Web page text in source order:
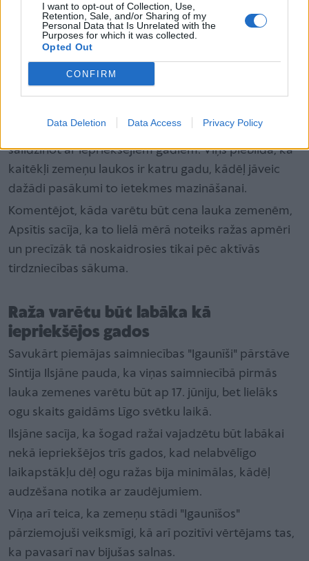
I want to opt-out of Collection, Use,
Retention, Sale, and/or Sharing of my
Personal Data that Is Unrelated with the
Purposes for which it was collected.
Opted Out
CONFIRM
Data Deletion Data Access Privacy Policy
laika apstākļi būs turpmāk. Savukārt zemeņu stādu
pārziemošana, pēc Apsīša teiktā, "Mālpils zemeņu"
laukos bija ļoti laba, ko veicināja biezā sniega sega
saimniecībā nav novērots būtisks to pieaugums,
salīdzinot ar iepriekšējiem gadiem. Viņš piebilda, ka
kaitēkļi zemeņu laukos ir katru gadu, kādēļ jāveic
dažādi pasākumi to ietekmes mazināšanai.
Komentējot, kāda varētu būt cena lauka zemenēm,
Apsītis sacīja, ka to lielā mērā noteiks ražas apmēri
un precīzāk tā noskaidrosies tikai pēc aktīvās
tirdzniecības sākuma.
Raža varētu būt labāka kā
iepriekšējos gados
Savukārt piemājas saimniecības "Igaunīši" pārstāve
Sintija Ilsjāne pauda, ka viņas saimniecībā pirmās
lauka zemenes varētu būt ap 17. jūniju, bet lielāks
ogu skaits gaidāms Līgo svētku laikā.
Ilsjāne sacīja, ka šogad ražai vajadzētu būt labākai
nekā iepriekšējos trīs gados, kad nelabvēlīgo
laikapstākļu dēļ ogu ražas bija minimālas, kādēļ
audzēšana notika ar zaudējumiem.
Viņa arī teica, ka zemeņu stādi "Igaunīšos"
pārziemojuši veiksmīgi, kā arī pozitīvi vērtējams tas,
ka pavasarī nav bijušas salnas.